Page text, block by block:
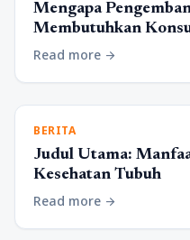
Mengapa
Membutuhkan
Read more arrow_forward
BERITA
Judul Utama:
Kesehatan Tubuh
Read more arrow_forward